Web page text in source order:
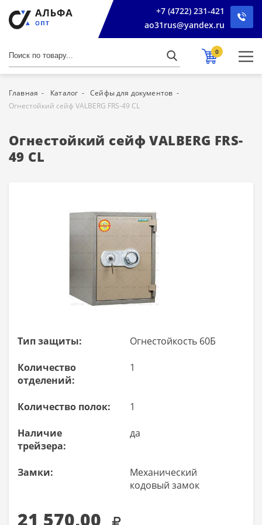
+7 (4722) 231-421
ao31rus@yandex.ru
0
Главная Каталог
Сейфы для документов
Огнестойкий сейф VALBERG FRS-49 СL
Огнестойкий сейф VALBERG FRS-
49 СL
Тип защиты: Огнестойкость 60Б
Количество
отделений:
1
Количество полок: 1
Наличие
трейзера:
да
Замки:
Механический
кодовый замок
21 570,00